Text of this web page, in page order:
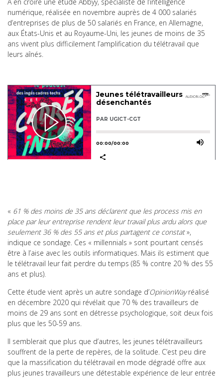
numérique, réalisée en novembre auprès de 4 000 salariés
d’entreprises de plus de 50 salariés en France, en Allemagne,
aux États-Unis et au Royaume-Uni, les jeunes de moins de 35
ans vivent plus difficilement l’amplification du télétravail que
leurs aînés.
« 61 % des moins de 35 ans déclarent que les process mis en
place par leur entreprise rendent leur travail plus ardu alors que
seulement 36 % des 55 ans et plus partagent ce constat»,
indique ce sondage. Ces « millennials » sont pourtant censés
être à l’aise avec les outils informatiques. Mais ils estiment que
le télétravail leur fait perdre du temps (85 % contre 20 % des 55
ans et plus).
Cette étude vient après un autre sondage d’OpinionWayréalisé
en décembre 2020 qui révélait que 70 % des travailleurs de
moins de 29 ans sont en détresse psychologique, soit deux fois
plus que les 50-59 ans.
Il semblerait que plus que d’autres, les jeunes télétravailleurs
souffrent de la perte de repères, de la solitude. C’est peu dire
que la massification du télétravail en mode dégradé offre aux
plus jeunes travailleurs une détestable expérience de leur entrée